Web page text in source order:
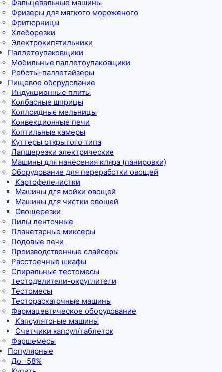
Фальцевальные машины
Фризеры для мягкого мороженого
Фритюрницы
Хлеборезки
Электрокипятильники
Паллетоупаковщики
Мобильные паллетоупаковщики
Роботы-паллетайзеры
Пищевое оборудование
Индукционные плиты
Колбасные шприцы
Коллоидные мельницы
Конвекционные печи
Коптильные камеры
Куттеры открытого типа
Лапшерезки электрические
Машины для нанесения кляра (панировки)
Оборудование для переработки овощей
Картофелечистки
Машины для мойки овощей
Машины для чистки овощей
Овощерезки
Пилы ленточные
Планетарные миксеры
Подовые печи
Производственные слайсеры
Расстоечные шкафы
Спиральные тестомесы
Тестоделители-округлители
Тестомесы
Тестораскаточные машины
Фармацевтическое оборудование
Капсулятоные машины
Счетчики капсул/таблеток
Фаршемесы
Популярные
До -58%